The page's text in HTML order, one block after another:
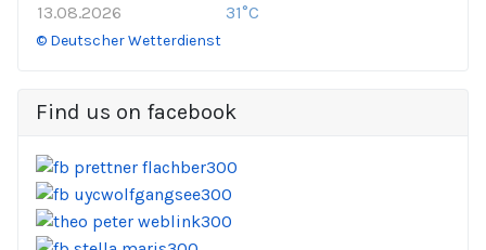
13.08.2026
31°C
© Deutscher Wetterdienst
Find us on facebook